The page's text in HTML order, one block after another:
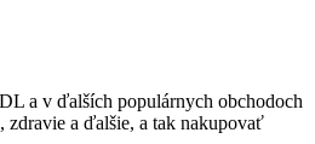
a v ďalších populárnych obchodoch
zdravie a ďalšie, a tak nakupovať